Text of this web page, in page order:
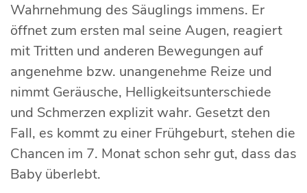
Wahrnehmung des Säuglings immens. Er
öffnet zum ersten mal seine Augen, reagiert
mit Tritten und anderen Bewegungen auf
angenehme bzw. unangenehme Reize und
nimmt Geräusche, Helligkeitsunterschiede
und Schmerzen explizit wahr. Gesetzt den
Fall, es kommt zu einer Frühgeburt, stehen die
Chancen im 7. Monat schon sehr gut, dass das
Baby überlebt.